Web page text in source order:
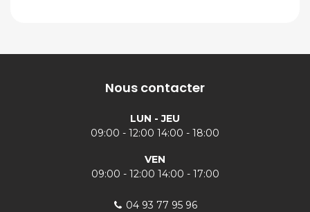
Nous contacter
LUN - JEU
09:00 - 12:00 14:00 - 18:00
VEN
09:00 - 12:00 14:00 - 17:00
04 93 77 95 96